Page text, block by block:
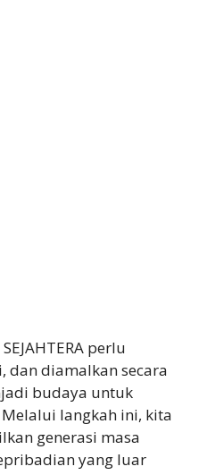
perlu
dan diamalkan secara
budaya untuk
langkah ini, kita
generasi masa
yang luar